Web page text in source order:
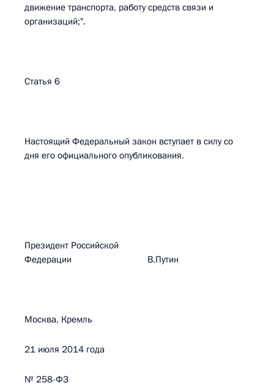
движение транспорта, работу средств связи и
организаций;".
Статья 6
Настоящий Федеральный закон вступает в силу со
дня его официального опубликования.
Президент Российской
Федерации В.Путин
Москва, Кремль
21 июля 2014 года
№ 258-ФЗ